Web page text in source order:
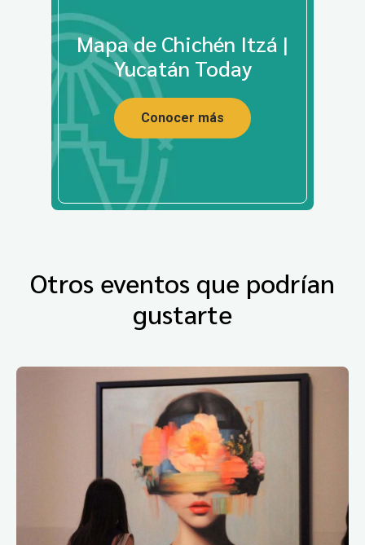
Mapa de Chichén Itzá |
Yucatán Today
Conocer más
Otros eventos que podrían
gustarte